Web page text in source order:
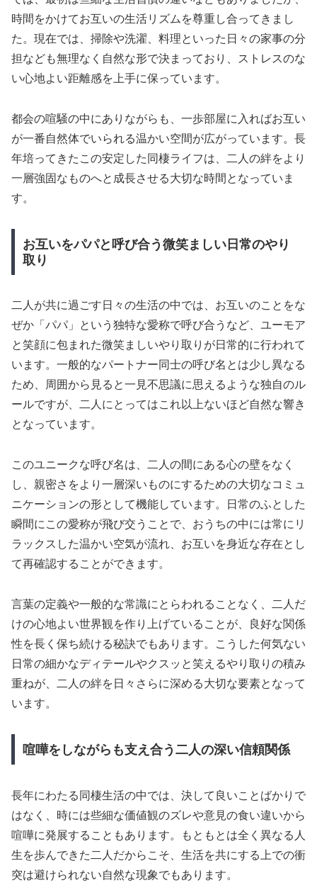
時間をかけてお互いの生活リズムを尊重し合ってきまし
た。現在では、掃除や洗濯、料理といった日々の家事の分
担なども無理なく自然な形で決まっており、ストレスのな
い心地よい距離感を上手に保っています。
都会の喧騒の中にありながらも、一歩部屋に入ればお互い
が一番自然体でいられる温かい空間が広がっています。長
年培ってきたこの安定した同棲ライフは、二人の絆をより
一層強固なものへと成長させる大切な時間となっていま
す。
お互いをパパと呼び合う微笑ましい日常のやり
取り
二人が共に過ごす日々の生活の中では、お互いのことをな
ぜか「パパ」という独特な愛称で呼び合うなど、ユーモア
と笑顔に包まれた微笑ましいやり取りが日常的に行われて
います。一般的なパートナー同士の呼び名とは少し異なる
ため、周囲から見ると一見不思議に思えるような独自のル
ールですが、二人にとってはこれ以上ないほど自然な響き
となっています。
このユニークな呼び名は、二人の間にある心の壁をなく
し、親密さをより一層深いものにするための大切なコミュ
ニケーションの形として機能しています。日常のふとした
瞬間にこの愛称が飛び交うことで、おうちの中には常にリ
ラックスした温かい空気が流れ、お互いを身近な存在とし
て再確認することができます。
言葉の定義や一般的な常識にとらわれることなく、二人だ
けの心地よい世界観を作り上げていることが、良好な関係
性を長く保ち続ける秘訣でもあります。こうした何気ない
日常の細かなディテールやクスッと笑えるやり取りの積み
重ねが、二人の絆を日々さらに深める大切な要素となって
います。
喧嘩をしながらも支え合う二人の深い信頼関係
長年にわたる同棲生活の中では、決して良いことばかりで
はなく、時には些細な価値観のズレや意見の食い違いから
喧嘩に発展することもあります。もともとは全く異なる人
生を歩んできた二人だからこそ、生活を共にする上での衝
突は避けられない自然な現象でもあります。